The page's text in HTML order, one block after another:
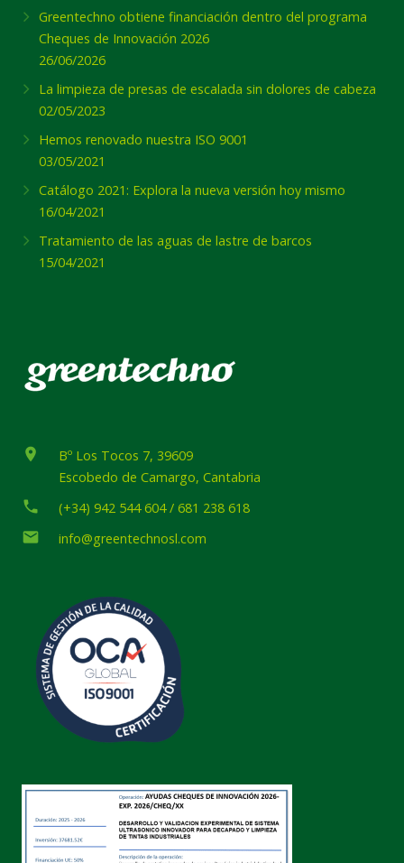
Greentechno obtiene financiación dentro del programa
Cheques de Innovación 2026
26/06/2026
La limpieza de presas de escalada sin dolores de cabeza
02/05/2023
Hemos renovado nuestra ISO 9001
03/05/2021
Catálogo 2021: Explora la nueva versión hoy mismo
16/04/2021
Tratamiento de las aguas de lastre de barcos
15/04/2021
place
Bº Los Tocos 7, 39609
Escobedo de Camargo, Cantabria
phone (+34) 942 544 604 / 681 238 618
email info@greentechnosl.com